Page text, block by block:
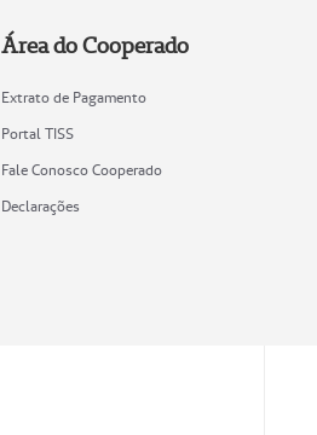
Área do Cooperado
Extrato de Pagamento
Portal TISS
Fale Conosco Cooperado
Declarações